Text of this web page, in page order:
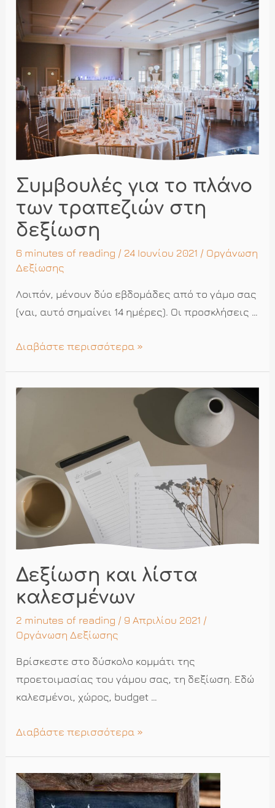
έχετε
το
επιθυμητό
αποτέλεσμα
Συμβουλές για το πλάνο
των τραπεζιών στη
δεξίωση
6 minutes of reading / 24 Ιουνίου 2021 / Οργάνωση
Δεξίωσης
Λοιπόν, μένουν δύο εβδομάδες από το γάμο σας
(ναι, αυτό σημαίνει 14 ημέρες). Οι προσκλήσεις …
Συμβουλές
πλάνο
δεξίωση
Διαβάστε περισσότερα »
Δεξίωση και λίστα
καλεσμένων
2 minutes of reading / 9 Απριλίου 2021 /
Οργάνωση Δεξίωσης
Βρίσκεστε στο δύσκολο κομμάτι της
προετοιμασίας του γάμου σας, τη δεξίωση. Εδώ
καλεσμένοι, χώρος, budget …
Δεξίωση
καλεσμένων
Διαβάστε περισσότερα »